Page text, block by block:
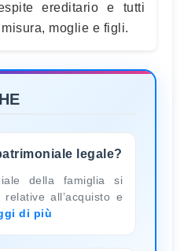
ereditario e tutti
moglie e figli.
legale?
della famiglia si
all’acquisto e
di più